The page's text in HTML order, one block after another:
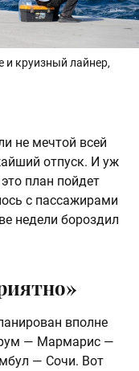
и круизный лайнер,
не мечтой всей
отпуск. И уж
план пойдет
с пассажирами
недели бороздил
вполне
— Мармарис —
— Сочи. Вот